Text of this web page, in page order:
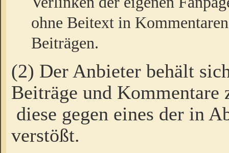
ohne Beitext in
Beiträgen.
(2) Der Anbieter behält
Beiträge und Kommentare
diese gegen eines der in
verstößt.